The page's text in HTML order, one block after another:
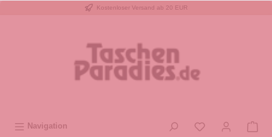
Kostenloser Versand ab 20 EUR
Navigation